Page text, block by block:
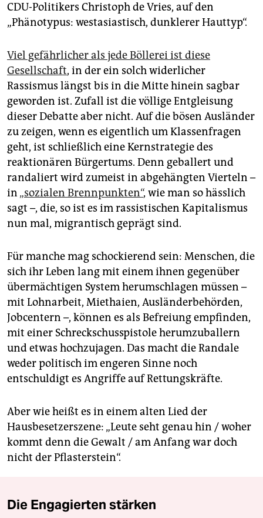
CDU-Politikers Christoph de Vries, auf den
„Phänotypus: westasiastisch, dunklerer Hauttyp“.
Viel gefährlicher als jede Böllerei ist diese
Gesellschaft, in der ein solch widerlicher
Rassismus längst bis in die Mitte hinein sagbar
geworden ist. Zufall ist die völlige Entgleisung
dieser Debatte aber nicht. Auf die bösen Ausländer
zu zeigen, wenn es eigentlich um Klassenfragen
geht, ist schließlich eine Kernstrategie des
reaktionären Bürgertums. Denn geballert und
randaliert wird zumeist in abgehängten Vierteln –
in „sozialen Brennpunkten“, wie man so hässlich
sagt –, die, so ist es im rassistischen Kapitalismus
nun mal, migrantisch geprägt sind.
Für manche mag schockierend sein: Menschen, die
sich ihr Leben lang mit einem ihnen gegenüber
übermächtigen System herumschlagen müssen –
mit Lohnarbeit, Miethaien, Ausländerbehörden,
Jobcentern –, können es als Befreiung empfinden,
mit einer Schreckschusspistole herumzuballern
und etwas hochzujagen. Das macht die Randale
weder politisch im engeren Sinne noch
entschuldigt es Angriffe auf Rettungskräfte.
Aber wie heißt es in einem alten Lied der
Hausbesetzerszene: „Leute seht genau hin / woher
kommt denn die Gewalt / am Anfang war doch
nicht der Pflasterstein“.
Die Engagierten stärken